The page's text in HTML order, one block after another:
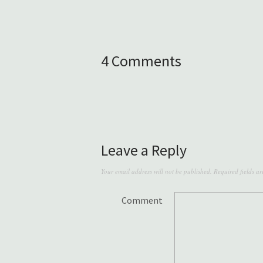
4 Comments
Leave a Reply
Your email address will not be published. Required fields
Comment